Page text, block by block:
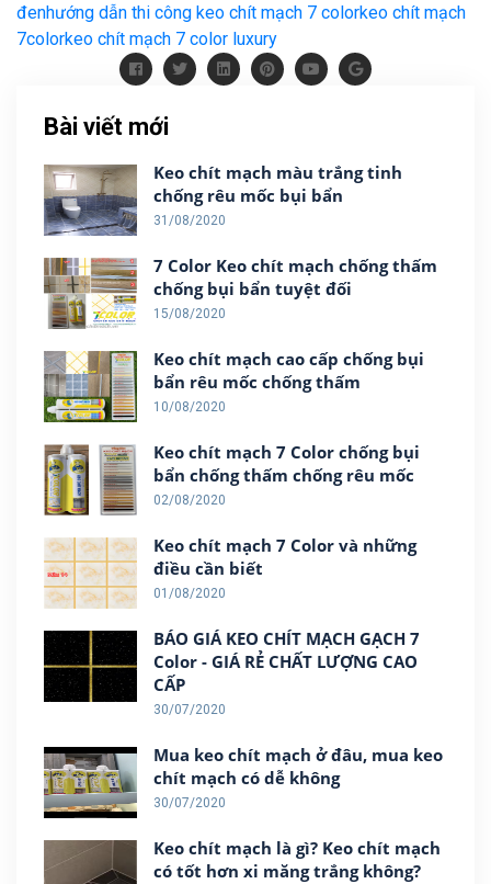
đenhướng dẫn thi công keo chít mạch 7 colorkeo chít mạch
7colorkeo chít mạch 7 color luxury
Bài viết mới
Keo chít mạch màu trắng tinh
chống rêu mốc bụi bẩn
31/08/2020
7 Color Keo chít mạch chống thấm
chống bụi bẩn tuyệt đối
15/08/2020
Keo chít mạch cao cấp chống bụi
bẩn rêu mốc chống thấm
10/08/2020
Keo chít mạch 7 Color chống bụi
bẩn chống thấm chống rêu mốc
02/08/2020
Keo chít mạch 7 Color và những
điều cần biết
01/08/2020
BÁO GIÁ KEO CHÍT MẠCH GẠCH 7
Color - GIÁ RẺ CHẤT LƯỢNG CAO
CẤP
30/07/2020
Mua keo chít mạch ở đâu, mua keo
chít mạch có dễ không
30/07/2020
Keo chít mạch là gì? Keo chít mạch
có tốt hơn xi măng trắng không?